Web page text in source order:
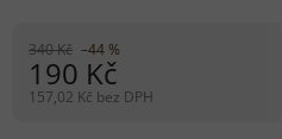
340 Kč –44 %
190 Kč
157,02 Kč bez DPH